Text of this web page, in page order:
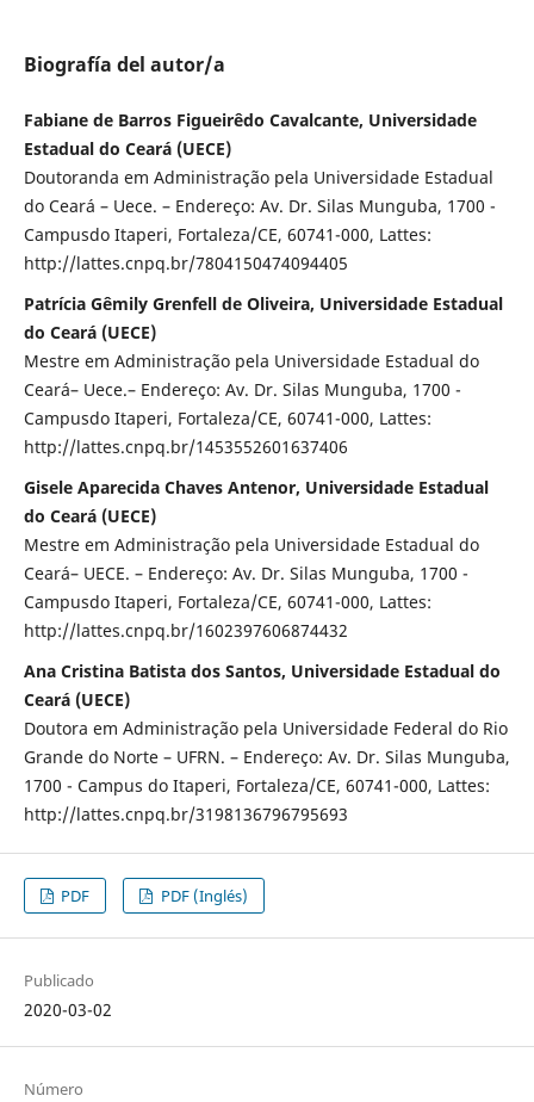
Biografía del autor/a
Fabiane de Barros Figueirêdo Cavalcante, Universidade
Estadual do Ceará (UECE)
Doutoranda em Administração pela Universidade Estadual
do Ceará – Uece. – Endereço: Av. Dr. Silas Munguba, 1700 -
Campusdo Itaperi, Fortaleza/CE, 60741-000, Lattes:
http://lattes.cnpq.br/7804150474094405
Patrícia Gêmily Grenfell de Oliveira, Universidade Estadual
do Ceará (UECE)
Mestre em Administração pela Universidade Estadual do
Ceará– Uece.– Endereço: Av. Dr. Silas Munguba, 1700 -
Campusdo Itaperi, Fortaleza/CE, 60741-000, Lattes:
http://lattes.cnpq.br/1453552601637406
Gisele Aparecida Chaves Antenor, Universidade Estadual
do Ceará (UECE)
Mestre em Administração pela Universidade Estadual do
Ceará– UECE. – Endereço: Av. Dr. Silas Munguba, 1700 -
Campusdo Itaperi, Fortaleza/CE, 60741-000, Lattes:
http://lattes.cnpq.br/1602397606874432
Ana Cristina Batista dos Santos, Universidade Estadual do
Ceará (UECE)
Doutora em Administração pela Universidade Federal do Rio
Grande do Norte – UFRN. – Endereço: Av. Dr. Silas Munguba,
1700 - Campus do Itaperi, Fortaleza/CE, 60741-000, Lattes:
http://lattes.cnpq.br/3198136796795693
PDF PDF (Inglés)
Publicado
2020-03-02
Número